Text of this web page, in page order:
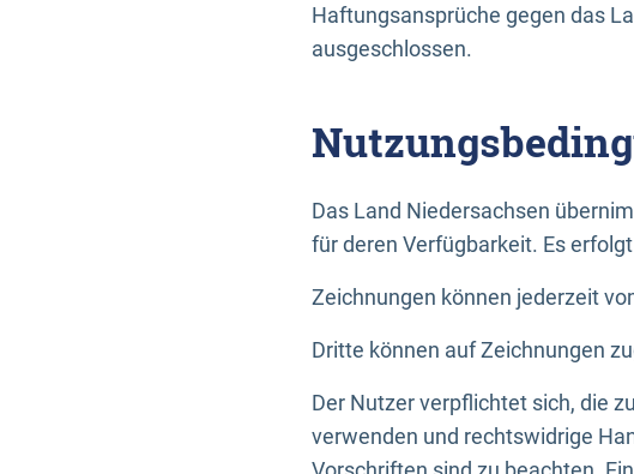
Haftungsansprüche gegen das
ausgeschlossen.
Das Land Niedersachsen
für deren Verfügbarkeit. Es
Zeichnungen können jederzeit
Dritte können auf Zeichnungen
Der Nutzer verpflichtet sich, die
verwenden und rechtswidrige